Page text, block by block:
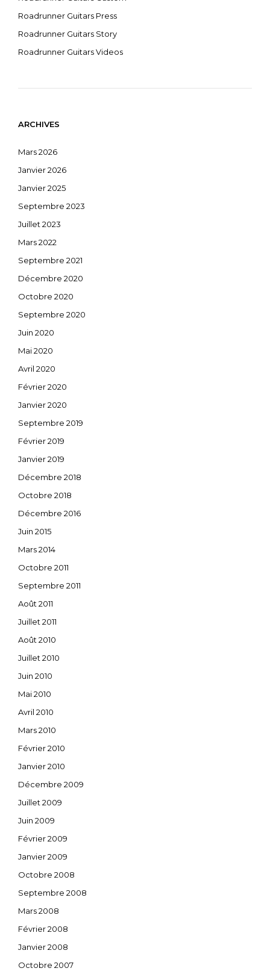
Roadrunner Guitars Press
Roadrunner Guitars Story
Roadrunner Guitars Videos
ARCHIVES
Mars 2026
Janvier 2026
Janvier 2025
Septembre 2023
Juillet 2023
Mars 2022
Septembre 2021
Décembre 2020
Octobre 2020
Septembre 2020
Juin 2020
Mai 2020
Avril 2020
Février 2020
Janvier 2020
Septembre 2019
Février 2019
Janvier 2019
Décembre 2018
Octobre 2018
Décembre 2016
Juin 2015
Mars 2014
Octobre 2011
Septembre 2011
Août 2011
Juillet 2011
Août 2010
Juillet 2010
Juin 2010
Mai 2010
Avril 2010
Mars 2010
Février 2010
Janvier 2010
Décembre 2009
Juillet 2009
Juin 2009
Février 2009
Janvier 2009
Octobre 2008
Septembre 2008
Mars 2008
Février 2008
Janvier 2008
Octobre 2007